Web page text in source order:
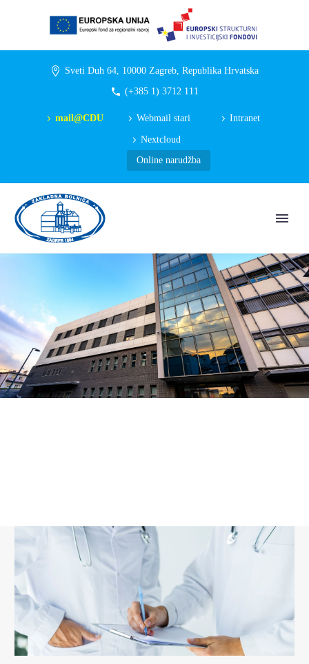
Sveti Duh 64, 10000 Zagreb, Republika Hrvatska
(+385 1) 3712 111
mail@CDU Webmail stari Intranet
Nextcloud
Online narudžba